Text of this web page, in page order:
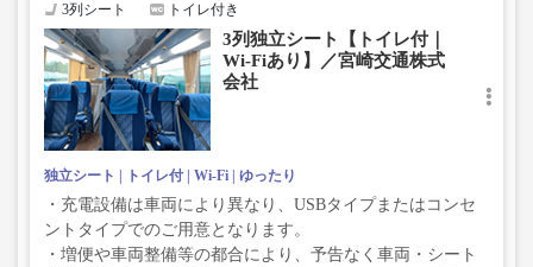
3列シート トイレ付き
3列独立シート【トイレ付｜
Wi-Fiあり】／宮崎交通株式
会社
独立シート トイレ付 Wi-Fi ゆったり
・充電設備は車両により異なり、USBタイプまたはコンセ
ントタイプでのご用意となります。
・増便や車両整備等の都合により、予告なく車両・シート